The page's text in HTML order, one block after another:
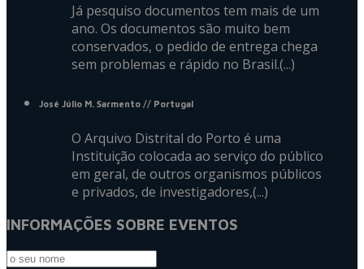
Já pesquiso documentos tem mais de um
ano. Os documentos são muito bem
conservados, o pedido de entrega chega
sem problemas e rápido no Brasil.(...)
José Júlio M. Sarmento // Portugal
O Arquivo Distrital do Porto é uma
Instituição colocada ao serviço do público
em geral, de outros organismos públicos
e privados, de investigadores,(...)
INFORMAÇÕES SOBRE EVENTOS